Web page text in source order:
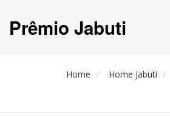
Prêmio Jabuti
Home Home Jabuti